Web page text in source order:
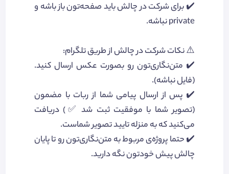
✔️ برای شرکت در چالش باید صفحه‌تون باز باشه و
private نباشه.
⚠️ نکات شرکت در چالش از طریق تلگرام:
✔️ متن‌نگاری‌تون رو بصورت عکس ارسال کنید.
(فایل نباشه).
✔️ پس از ارسال پیامی شما از ربات با مضمون
(تصویر شما با موفقیت ثبت شد ✅) دریافت
می‌کنید که به منزله تایید تصویر شماست.
✔️ حتما پروژه‌ی مربوط به متن‌نگاری‌تون رو تا پایان
چالش پیش خودتون نگه دارید.